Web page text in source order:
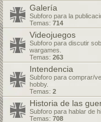
Galería
Subforo para la
Temas: 714
Videojuegos
Subforo para discutir
wargames.
Temas: 263
Intendencia
Subforo para comprar/
hobby.
Temas: 2
Historia de las
Subforo para hablar de
Temas: 708